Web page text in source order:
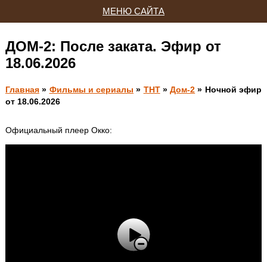
ДОМ-2: После заката. Эфир от
18.06.2026
Главная» Фильмы и сериалы » ТНТ»Дом-2 » Ночной эфир
от 18.06.2026
Официальный плеер Окко:
МЕНЮ САЙТА